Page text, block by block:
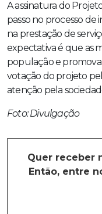
A assinatura do
passo no processo de
na prestação de
expectativa é que as
população e
votação do projeto
atenção pela
Foto: Divulgação
Quer receber
Então, entre